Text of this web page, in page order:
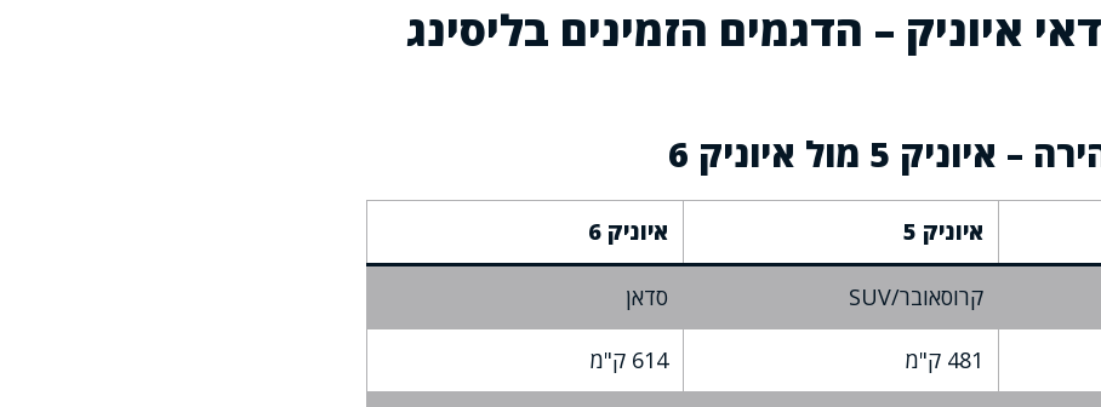
איוניק – הדגמים הזמינים בליסינג
5 מול איוניק 6
איוניק 5 איוניק 6
קרוסאובר/SUV סדאן
481 ק"מ 614 ק"מ